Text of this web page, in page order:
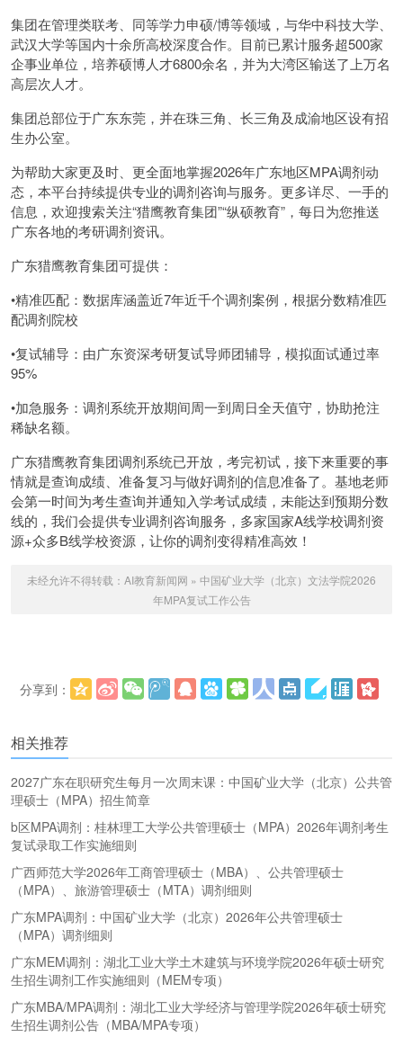
集团在管理类联考、同等学力申硕/博等领域，与华中科技大学、
武汉大学等国内十余所高校深度合作。目前已累计服务超500家
企事业单位，培养硕博人才6800余名，并为大湾区输送了上万名
高层次人才。
集团总部位于广东东莞，并在珠三角、长三角及成渝地区设有招
生办公室。
为帮助大家更及时、更全面地掌握2026年广东地区MPA调剂动
态，本平台持续提供专业的调剂咨询与服务。更多详尽、一手的
信息，欢迎搜索关注“猎鹰教育集团”“纵硕教育”，每日为您推送
广东各地的考研调剂资讯。
广东猎鹰教育集团可提供：
•精准匹配：数据库涵盖近7年近千个调剂案例，根据分数精准匹
配调剂院校
•复试辅导：由广东资深考研复试导师团辅导，模拟面试通过率
95%
•加急服务：调剂系统开放期间周一到周日全天值守，协助抢注
稀缺名额。
广东猎鹰教育集团调剂系统已开放，考完初试，接下来重要的事
情就是查询成绩、准备复习与做好调剂的信息准备了。基地老师
会第一时间为考生查询并通知入学考试成绩，未能达到预期分数
线的，我们会提供专业调剂咨询服务，多家国家A线学校调剂资
源+众多B线学校资源，让你的调剂变得精准高效！
未经允许不得转载： AI教育新闻网 » 中国矿业大学（北京）文法学院2026
年MPA复试工作公告
分享到：
相关推荐
2027广东在职研究生每月一次周末课：中国矿业大学（北京）公共管
理硕士（MPA）招生简章
b区MPA调剂：桂林理工大学公共管理硕士（MPA）2026年调剂考生
复试录取工作实施细则
广西师范大学2026年工商管理硕士（MBA）、公共管理硕士
（MPA）、旅游管理硕士（MTA）调剂细则
广东MPA调剂：中国矿业大学（北京）2026年公共管理硕士
（MPA）调剂细则
广东MEM调剂：湖北工业大学土木建筑与环境学院2026年硕士研究
生招生调剂工作实施细则（MEM专项）
广东MBA/MPA调剂：湖北工业大学经济与管理学院2026年硕士研究
生招生调剂公告（MBA/MPA专项）